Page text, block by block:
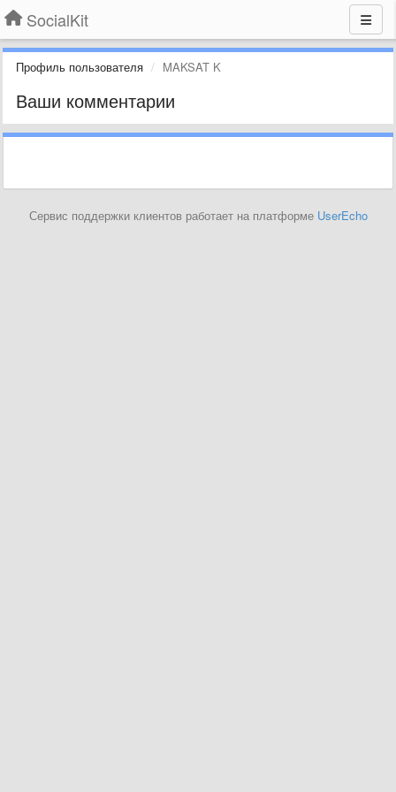
SocialKit
Профиль пользователя MAKSAT K
Ваши комментарии
Сервис поддержки клиентов работает на платформе UserEcho